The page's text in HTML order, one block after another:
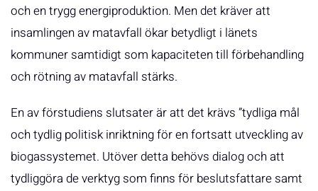
och en trygg energiproduktion. Men det kräver att
insamlingen av matavfall ökar betydligt i länets
kommuner samtidigt som kapaciteten till förbehandling
och rötning av matavfall stärks.
En av förstudiens slutsater är att det krävs ”tydliga mål
och tydlig politisk inriktning för en fortsatt utveckling av
biogassystemet. Utöver detta behövs dialog och att
tydliggöra de verktyg som finns för beslutsfattare samt